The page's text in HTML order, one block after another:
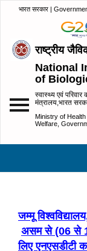
भारत सरकार |
राष्ट्रीय
National
of
स्वास्थ्य एवं परिवार
मंत्रालय,भारत
Ministry of
Welfare,
जम्मू
असम से (06 से
लिए एनएसडीटी